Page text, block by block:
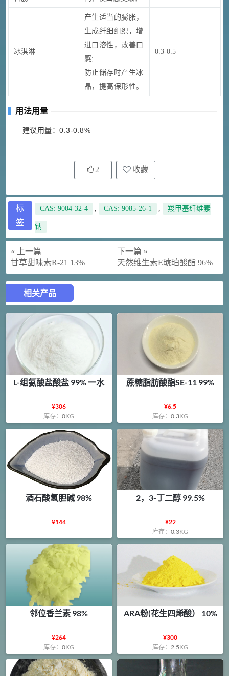
冰淇淋
产生适当的膨胀，
生成纤细组织，增
进口溶性，改善口
感;
防止储存时产生冰
晶，提高保形性。
0.3-0.5
用法用量
建议用量：0.3-0.8%
2 收藏
标
签
CAS: 9004-32-4 , CAS: 9085-26-1 , 羧甲基纤维素
钠
« 上一篇
甘草甜味素R-21 13%
下一篇 »
天然维生素E琥珀酸酯 96%
相关产品
L-组氨酸盐酸盐 99% 一水
¥306
库存： 0KG
蔗糖脂肪酸酯SE-11 99%
¥6.5
库存：0.3KG
酒石酸氢胆碱 98%
¥144
2，3-丁二醇 99.5%
¥22
库存：0.3KG
邻位香兰素 98%
¥264
库存： 0KG
ARA粉(花生四烯酸） 10%
¥300
库存： 2.5KG